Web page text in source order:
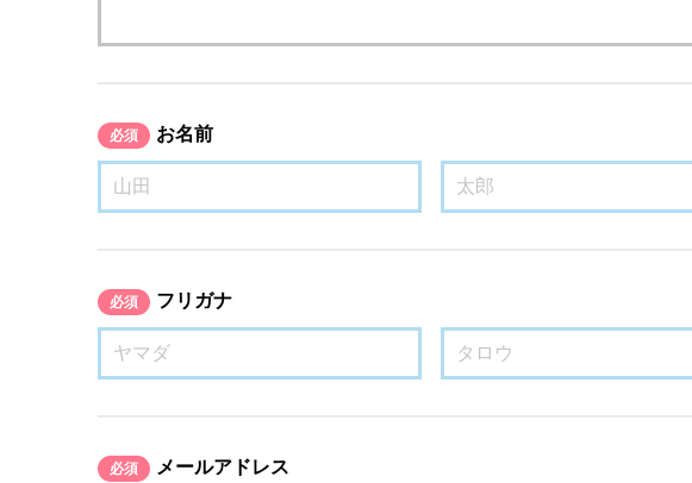
必須 お名前
必須 フリガナ
必須 メールアドレス